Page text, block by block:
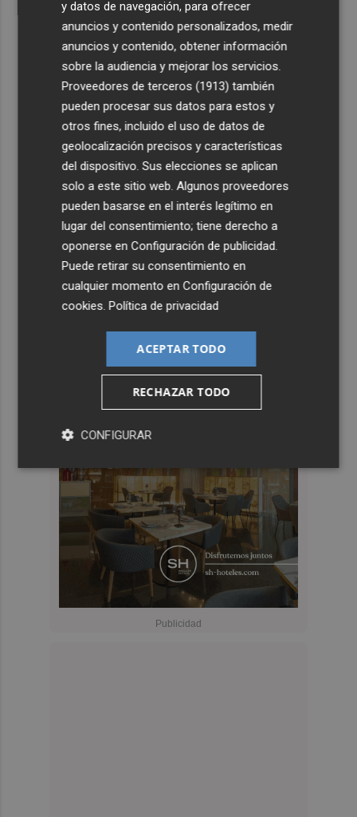
y datos de navegación, para ofrecer
anuncios y contenido personalizados, medir
anuncios y contenido, obtener información
sobre la audiencia y mejorar los servicios.
Proveedores de terceros (1913) también
pueden procesar sus datos para estos y
otros fines, incluido el uso de datos de
geolocalización precisos y características
del dispositivo. Sus elecciones se aplican
solo a este sitio web. Algunos proveedores
pueden basarse en el interés legítimo en
lugar del consentimiento; tiene derecho a
oponerse enConfiguración de publicidad
Puede retirar su consentimiento en
cualquier momento enConfiguración de
cookies .Política de privacidad
ACEPTAR TODO
RECHAZAR TODO
CONFIGURAR